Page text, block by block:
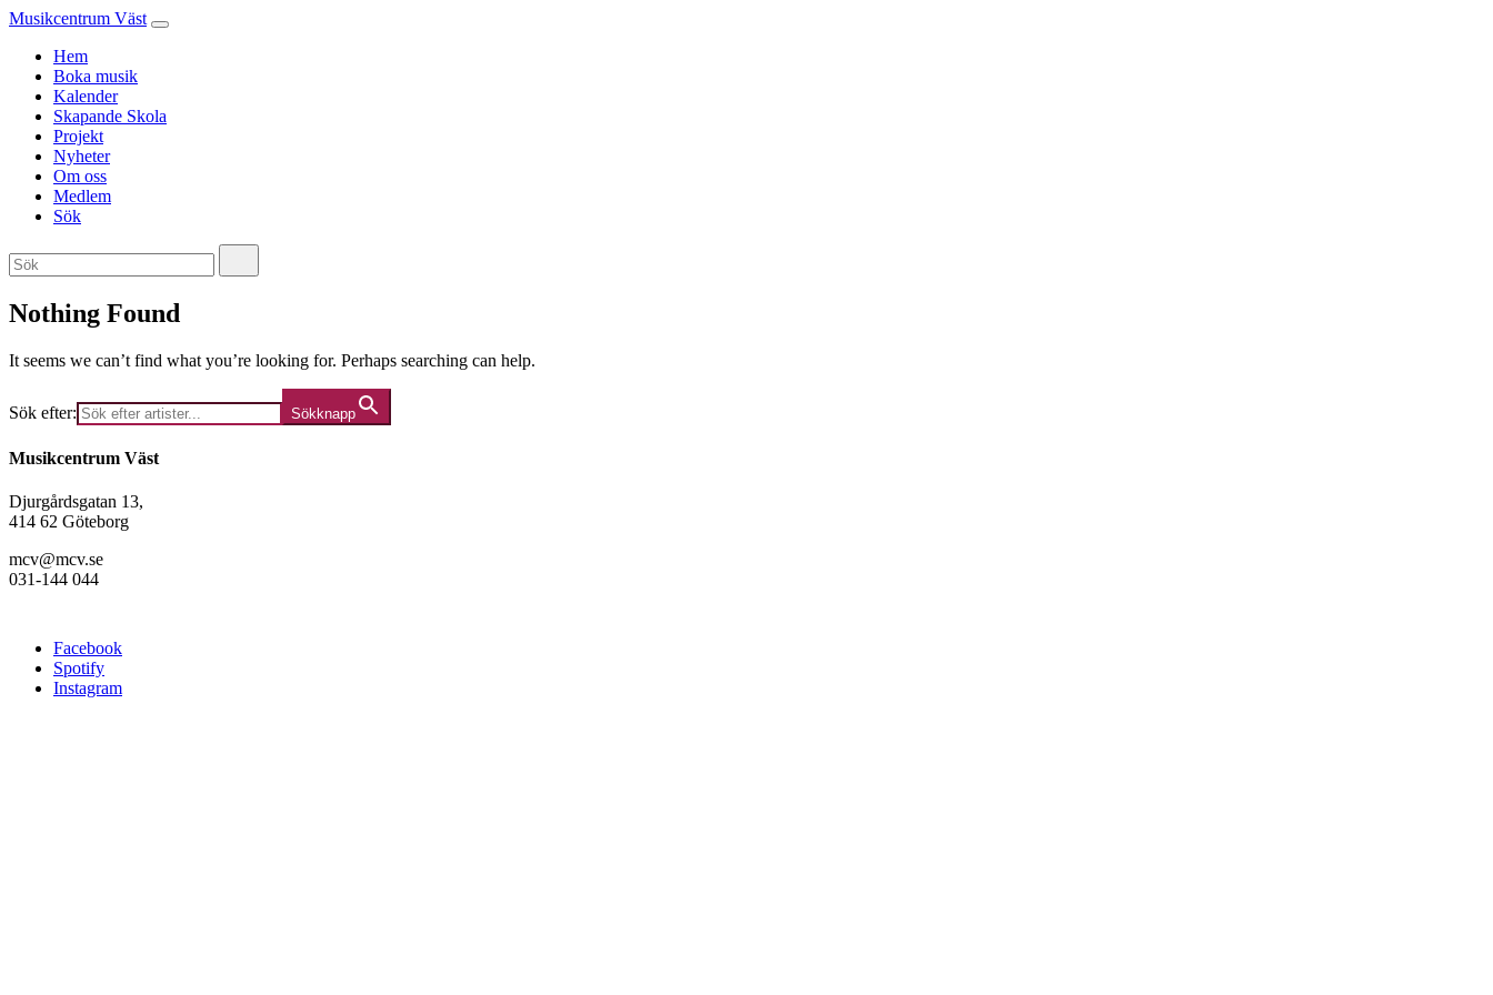
Musikcentrum Väst
Hem
Boka musik
Kalender
Skapande Skola
Projekt
Nyheter
Om oss
Medlem
Sök
Nothing Found
It seems we can’t find what you’re looking for. Perhaps searching can help.
Sök efter: Sökknapp
Musikcentrum Väst
Djurgårdsgatan 13,
414 62 Göteborg
mcv@mcv.se
031-144 044
Facebook
Spotify
Instagram